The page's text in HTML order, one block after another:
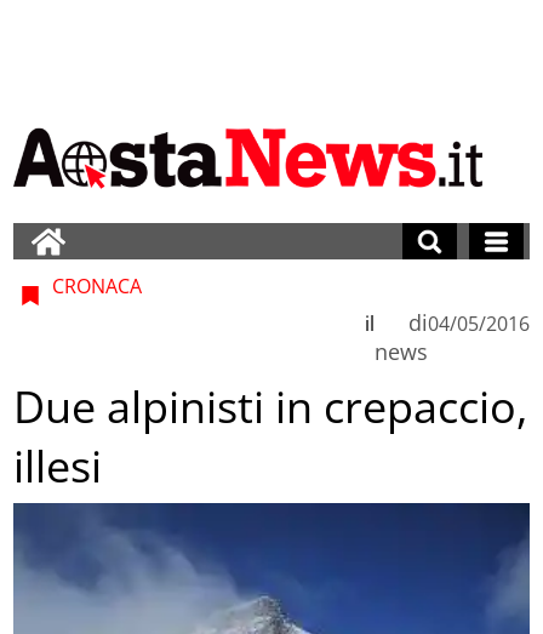
CRONACA
di
news
il 04/05/2016
Due alpinisti in crepaccio,
illesi